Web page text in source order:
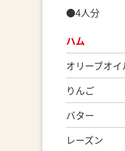
●4人分
ハ
オリーブ
りん
バタ
レー